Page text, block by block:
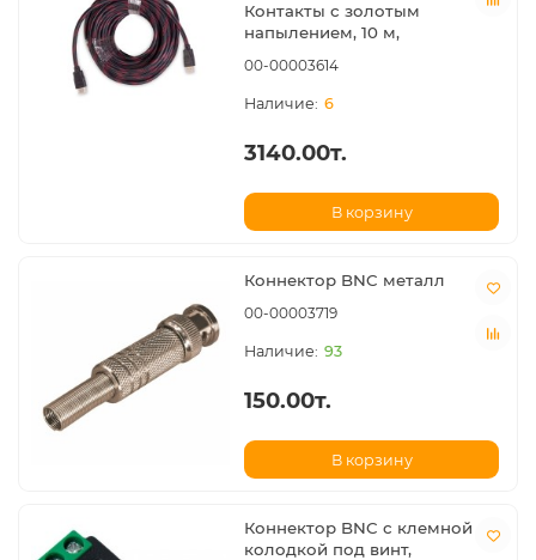
Контакты с золотым
напылением, 10 м,
00-00003614
6
3140.00т.
В корзину
Коннектор BNC металл
00-00003719
93
150.00т.
В корзину
Коннектор BNC с клемной
колодкой под винт,